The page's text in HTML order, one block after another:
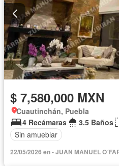
$ 7,580,000 MXN
Cuautinchán, Puebla
4 Recámaras
3.5 Baños
Sin amueblar
22/05/2026 en - JUAN MANUEL